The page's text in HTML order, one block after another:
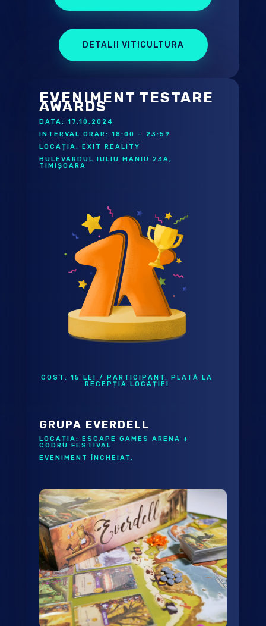
DETALII VITICULTURA
EVENIMENT TESTARE
AWARDS
DATA: 17.10.2024
INTERVAL ORAR: 18:00 – 23:59
LOCAȚIA: EXIT REALITY
BULEVARDUL IULIU MANIU 23A,
TIMIȘOARA
COST: 15 LEI / PARTICIPANT. PLATĂ LA
RECEPȚIA LOCAȚIEI
GRUPA EVERDELL
LOCAȚIA: ESCAPE GAMES ARENA +
CODRU FESTIVAL
EVENIMENT ÎNCHEIAT.